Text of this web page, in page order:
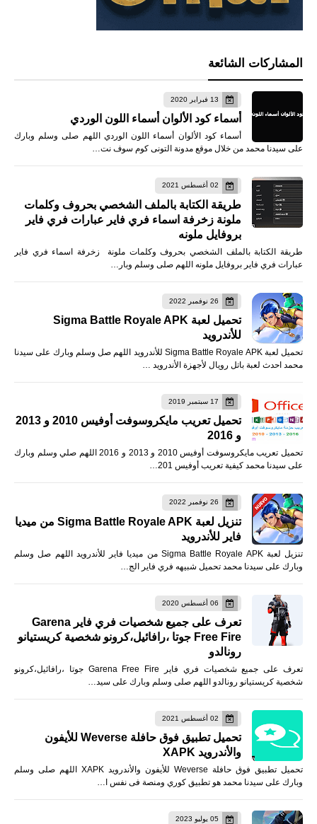
المشاركات الشائعة
13 فبراير 2020
أسماء كود الألوان أسماء اللون الوردي
أسماء كود الألوان أسماء اللون الوردي اللهم صلى وسلم وبارك
على سيدنا محمد من خلال موقع مدونة التونى كوم سوف نت…
02 أغسطس 2021
طريقة الكتابة بالملف الشخصي بحروف وكلمات
ملونة زخرفة اسماء فري فاير عبارات فري فاير
بروفايل ملونه
طريقة الكتابة بالملف الشخصي بحروف وكلمات ملونة زخرفة اسماء فري فاير
عبارات فري فاير بروفايل ملونه اللهم صلى وسلم وبار…
26 نوفمبر 2022
تحميل لعبة Sigma Battle Royale APK
للأندرويد
تحميل لعبة Sigma Battle Royale APK للأندرويد اللهم صل وسلم وبارك على سيدنا
محمد احدث لعبة باتل رويال لأجهزة الأندرويد …
17 سبتمبر 2019
تحميل تعريب مايكروسوفت أوفيس 2010 و 2013
و 2016
تحميل تعريب مايكروسوفت أوفيس 2010 و 2013 و 2016 اللهم صلي وسلم وبارك
على سيدنا محمد كيفية تعريب أوفيس 201…
26 نوفمبر 2022
تنزيل لعبة Sigma Battle Royale APK من ميديا
فاير للأندرويد
تنزيل لعبة Sigma Battle Royale APK من ميديا فاير للأندرويد اللهم صل وسلم
وبارك على سيدنا محمد تحميل شبيهه فري فاير الج…
06 أغسطس 2020
تعرف على جميع شخصيات فري فاير Garena
Free Fire جوتا ،رافائيل،كرونو شخصية كريستيانو
رونالدو
تعرف على جميع شخصيات فري فاير Garena Free Fire جوتا ،رافائيل،كرونو
شخصية كريستيانو رونالدو اللهم صلى وسلم وبارك على سيد…
02 أغسطس 2021
تحميل تطبيق فوق حافلة Weverse للأيفون
والأندرويد XAPK
تحميل تطبيق فوق حافلة Weverse للأيفون والأندرويد XAPK اللهم صلى وسلم
وبارك على سيدنا محمد هو تطبيق كوري ومنصة فى نفس ا…
05 يوليو 2023